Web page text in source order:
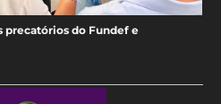
precatórios do Fundef e